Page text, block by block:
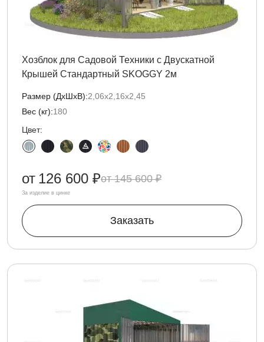
Хозблок для Садовой Техники с Двускатной
Крышей Стандартный SKOGGY 2м
Размер (ДxШxВ):2,06х2,16х2,45
Вес (кг):180
Цвет:
145 600 ₽
от 126 600 ₽
За изделие в цинке
Заказать